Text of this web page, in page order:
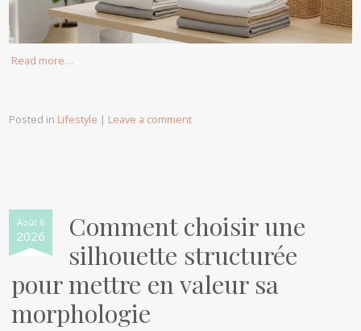
Read more…
Posted in Lifestyle | Leave a comment
Août 6
2026
Comment choisir une
silhouette structurée
pour mettre en valeur sa
morphologie